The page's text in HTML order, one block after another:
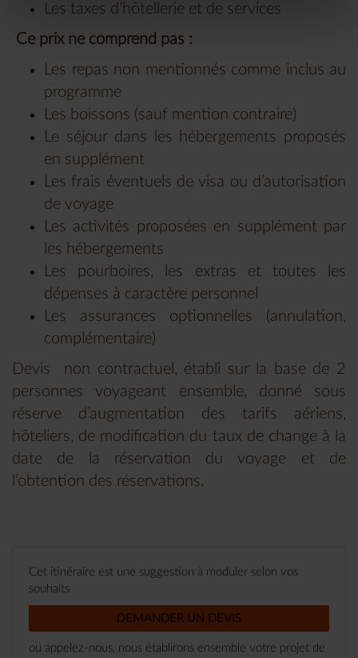
Les taxes d’hôtellerie et de services
Ce prix ne comprend pas :
Les repas non mentionnés comme inclus au
programme
Les boissons (sauf mention contraire)
Le séjour dans les hébergements proposés
en supplément
Les frais éventuels de visa ou d’autorisation
de voyage
Les activités proposées en supplément par
les hébergements
Les pourboires, les extras et toutes les
dépenses à caractère personnel
Les assurances optionnelles (annulation,
complémentaire)
Devis non contractuel, établi sur la base de 2
personnes voyageant ensemble, donné sous
réserve d’augmentation des tarifs aériens,
hôteliers, de modification du taux de change à la
date de la réservation du voyage et de
l’obtention des réservations.
Cet itinéraire est une suggestion à moduler selon vos
souhaits
DEMANDER UN DEVIS
ou appelez-nous, nous établirons ensemble votre projet de